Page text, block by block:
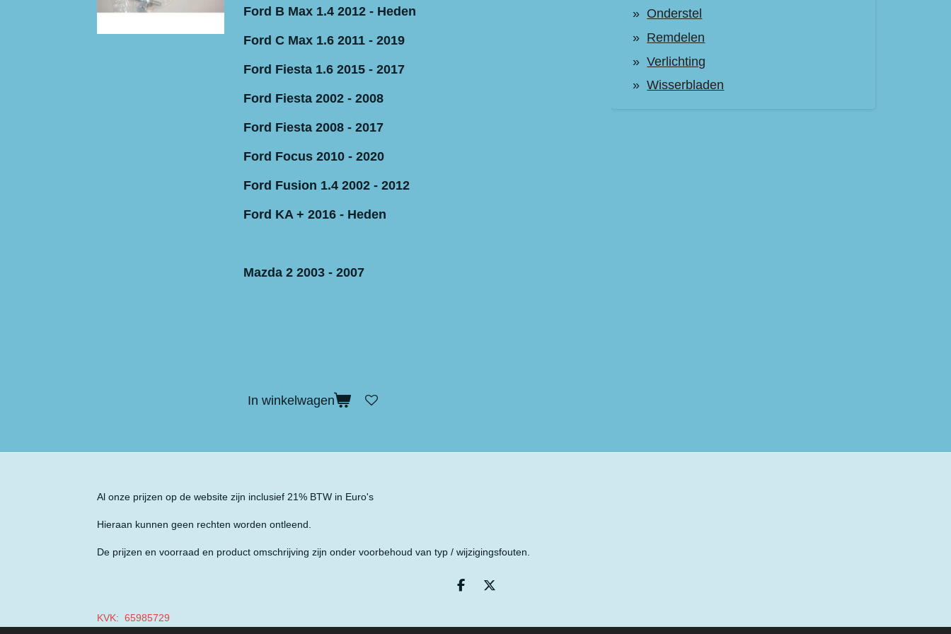
Ford B Max 1.4 2012 - Heden
Ford C Max 1.6 2011 - 2019
Ford Fiesta 1.6 2015 - 2017
Ford Fiesta 2002 - 2008
Ford Fiesta 2008 - 2017
Ford Focus 2010 - 2020
Ford Fusion 1.4 2002 - 2012
Ford KA + 2016 - Heden
Mazda 2 2003 - 2007
In winkelwagen
Onderstel
Remdelen
Verlichting
Wisserbladen
Al onze prijzen op de website zijn inclusief 21% BTW in Euro's
Hieraan kunnen geen rechten worden ontleend.
De prijzen en voorraad en product omschrijving zijn onder voorbehoud van typ / wijzigingsfouten.
D
e
D
l
KVK: 65985729